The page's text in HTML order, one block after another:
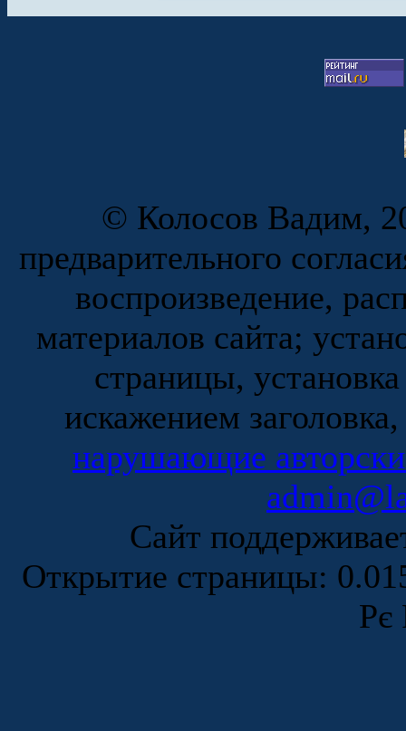
© Колосов Вадим,
предварительного
воспроизведение,
материалов сайта;
страницы,
искажением
нарушающие
Сайт
Открытие страницы:
Рє